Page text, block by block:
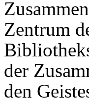
Zentrum
der
den